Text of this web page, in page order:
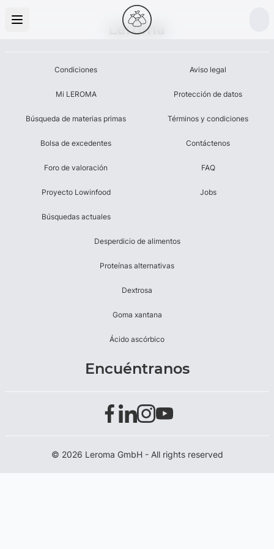
Leroma
Condiciones
Mi LEROMA
Búsqueda de materias primas
Bolsa de excedentes
Foro de valoración
Proyecto Lowinfood
Búsquedas actuales
Aviso legal
Protección de datos
Términos y condiciones
Contáctenos
FAQ
Jobs
Desperdicio de alimentos
Proteínas alternativas
Dextrosa
Goma xantana
Ácido ascórbico
Encuéntranos
© 2026 Leroma GmbH - All rights reserved